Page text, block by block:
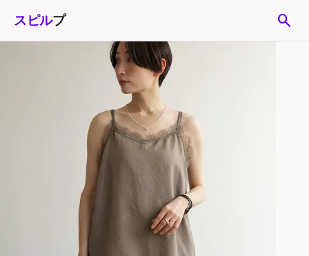
スピルプ search